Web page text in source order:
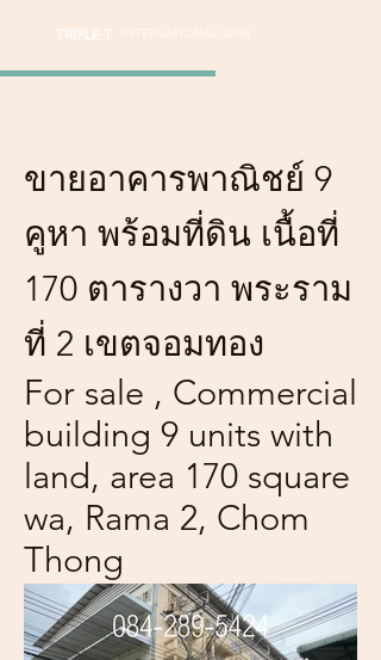
TRIPLE T INTERNATIONAL (2018)
ขายอาคารพาณิชย์ 9
คูหา พร้อมที่ดิน เนื้อที่
170 ตารางวา พระราม
ที่ 2 เขตจอมทอง
For sale , Commercial
building 9 units with
land, area 170 square
wa, Rama 2, Chom
Thong